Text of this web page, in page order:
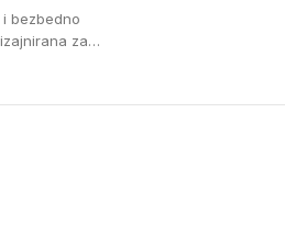
visokim
su
i bezbedno
za